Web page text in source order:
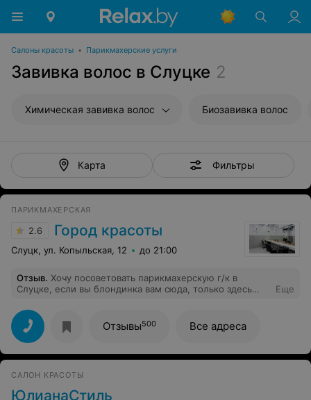
Салоны красоты • Парикмахерские услуги
Завивка волос в Слуцке 2
Химическая завивка волос Биозавивка волос
Карта Фильтры
ПАРИКМАХЕРСКАЯ
2.6 Город красоты
Слуцк, ул. Копыльская, 12 до 21:00
Отзыв. Хочу посоветовать парикмахерскую г/к в
Слуцке, если вы блондинка вам сюда, только здесь
понравилось, еще очень порадовали цены на мужские
стрижки, можно без особых затрат подстричь всю
семью
Еще
Отзывы500 Все адреса
САЛОН КРАСОТЫ
ЮлианаСтиль